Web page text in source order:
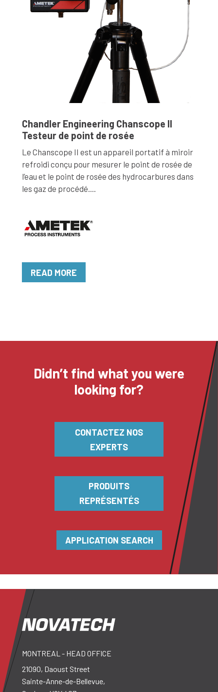
Chandler Engineering Chanscope II
Testeur de point de rosée
Le Chanscope II est un appareil portatif à miroir
refroidi conçu pour mesurer le point de rosée de
l’eau et le point de rosée des hydrocarbures dans
les gaz de procédé....
READ MORE
Didn’t find what you were
looking for?
CONTACTEZ NOS
EXPERTS
PRODUITS
REPRÉSENTÉS
APPLICATION SEARCH
MONTREAL - HEAD OFFICE
21090, Daoust Street
Sainte-Anne-de-Bellevue,